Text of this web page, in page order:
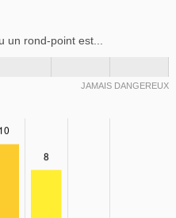
un rond-point est...
JAMAIS DANGEREUX